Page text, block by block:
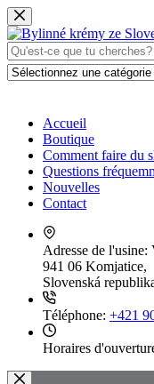
Passer
au
contenu
résultatAccueil
Boutique
Comment faire du
Questions
Nouvelles
Contact
Adresse de l'usine:
941 06 Komjatice,
Slovenská
Téléphone: +421
Horaires